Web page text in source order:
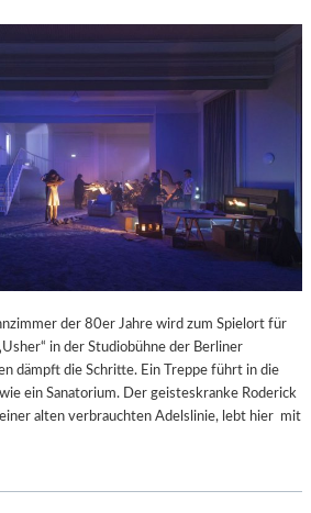
der 80er Jahre wird zum Spielort für
in der Studiobühne der Berliner
dämpft die Schritte. Ein Treppe führt in die
ein Sanatorium. Der geisteskranke Roderick
alten verbrauchten Adelslinie, lebt hier mit